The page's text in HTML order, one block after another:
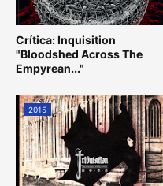
Crítica: Inquisition
"Bloodshed Across The
Empyrean..."
2015